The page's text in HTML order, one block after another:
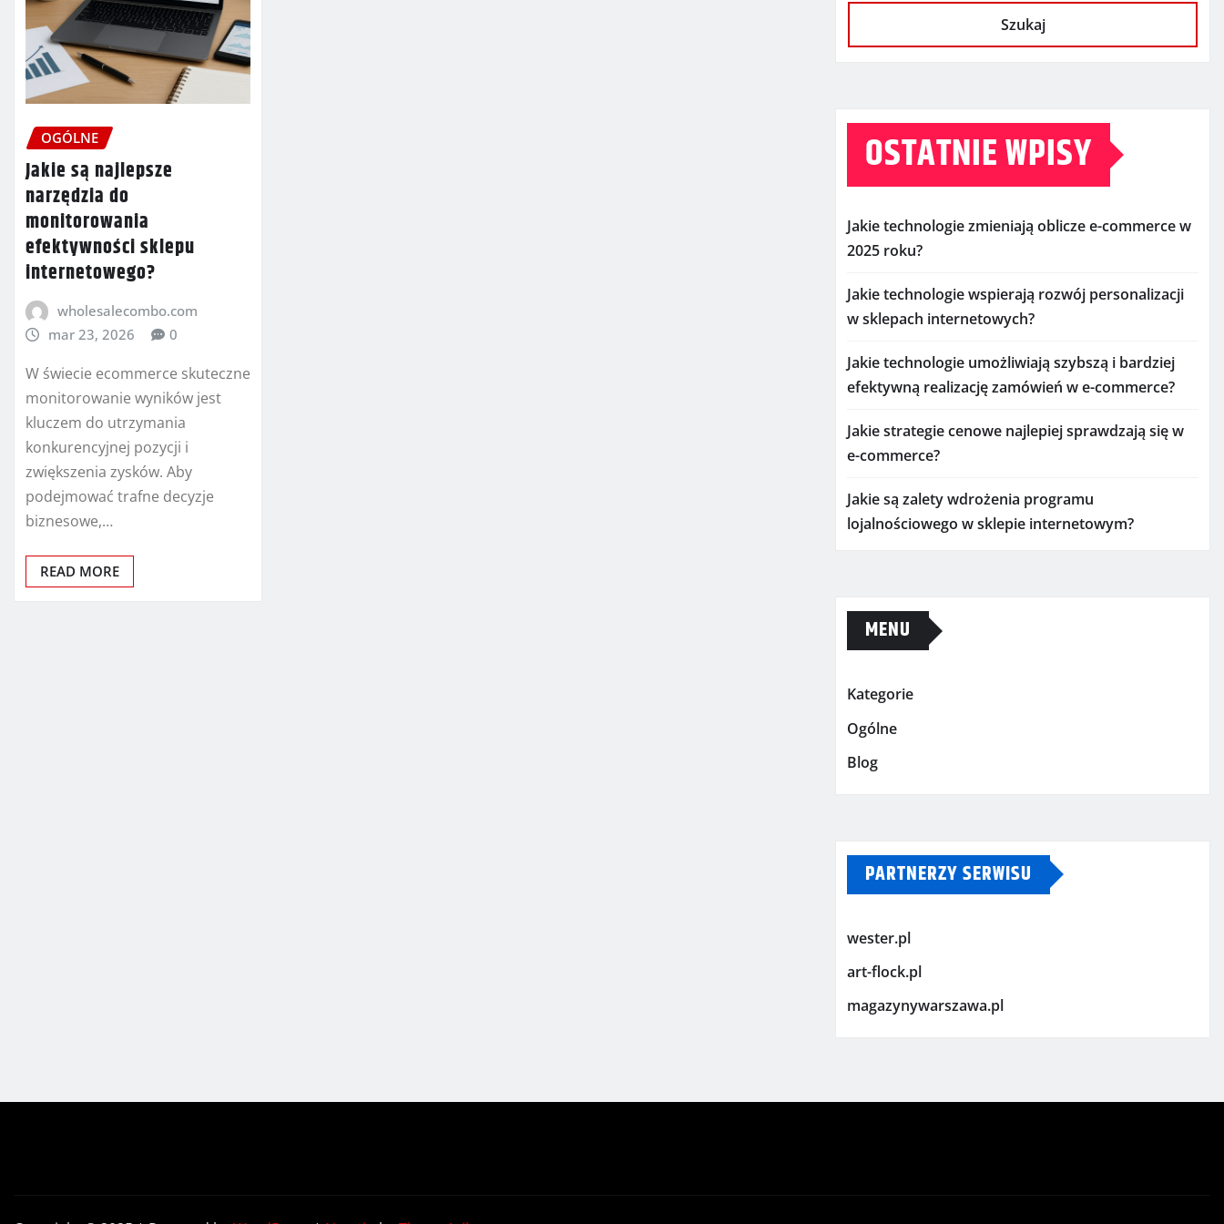
OGÓLNE
Jakie są najlepsze
narzędzia do
monitorowania
efektywności sklepu
internetowego?
wholesalecombo.com
mar 23, 2026
0
W świecie ecommerce skuteczne
monitorowanie wyników jest
kluczem do utrzymania
konkurencyjnej pozycji i
zwiększenia zysków. Aby
podejmować trafne decyzje
biznesowe,…
READ MORE
Szukaj
OSTATNIE WPISY
Jakie technologie zmieniają oblicze e-commerce w
2025 roku?
Jakie technologie wspierają rozwój personalizacji
w sklepach internetowych?
Jakie technologie umożliwiają szybszą i bardziej
efektywną realizację zamówień w e-commerce?
Jakie strategie cenowe najlepiej sprawdzają się w
e-commerce?
Jakie są zalety wdrożenia programu
lojalnościowego w sklepie internetowym?
MENU
Kategorie
Ogólne
Blog
PARTNERZY SERWISU
wester.pl
art-flock.pl
magazynywarszawa.pl